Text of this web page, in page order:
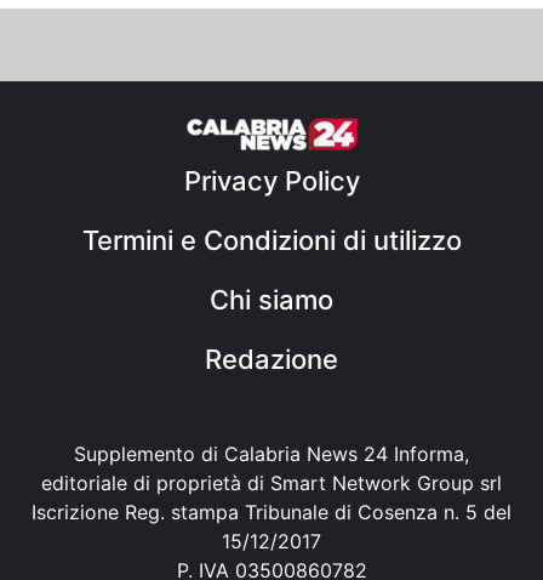
Privacy Policy
Termini e Condizioni di utilizzo
Chi siamo
Redazione
Supplemento di Calabria News 24 Informa,
editoriale di proprietà di Smart Network Group srl
Iscrizione Reg. stampa Tribunale di Cosenza n. 5 del
15/12/2017
P. IVA 03500860782